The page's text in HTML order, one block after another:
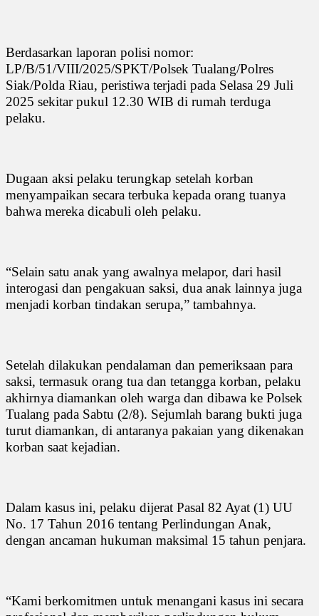
Berdasarkan laporan polisi nomor:
LP/B/51/VIII/2025/SPKT/Polsek Tualang/Polres
Siak/Polda Riau, peristiwa terjadi pada Selasa 29 Juli
2025 sekitar pukul 12.30 WIB di rumah terduga
pelaku.
Dugaan aksi pelaku terungkap setelah korban
menyampaikan secara terbuka kepada orang tuanya
bahwa mereka dicabuli oleh pelaku.
“Selain satu anak yang awalnya melapor, dari hasil
interogasi dan pengakuan saksi, dua anak lainnya juga
menjadi korban tindakan serupa,” tambahnya.
Setelah dilakukan pendalaman dan pemeriksaan para
saksi, termasuk orang tua dan tetangga korban, pelaku
akhirnya diamankan oleh warga dan dibawa ke Polsek
Tualang pada Sabtu (2/8). Sejumlah barang bukti juga
turut diamankan, di antaranya pakaian yang dikenakan
korban saat kejadian.
Dalam kasus ini, pelaku dijerat Pasal 82 Ayat (1) UU
No. 17 Tahun 2016 tentang Perlindungan Anak,
dengan ancaman hukuman maksimal 15 tahun penjara.
“Kami berkomitmen untuk menangani kasus ini secara